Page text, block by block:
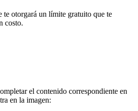
te otorgará un límite gratuito que te
costo.
el contenido correspondiente en
en la imagen: